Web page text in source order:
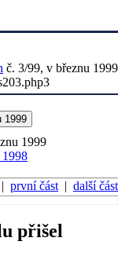
č. 3/99, v březnu 1999
1999
1999
| první část | další část
přišel